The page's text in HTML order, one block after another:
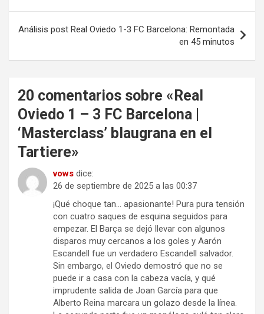
entradas
Análisis post Real Oviedo 1-3 FC Barcelona: Remontada
en 45 minutos
20 comentarios sobre « Real
Oviedo 1 – 3 FC Barcelona |
‘Masterclass’ blaugrana en el
Tartiere»
vows dice:
26 de septiembre de 2025 a las 00:37
¡Qué choque tan… apasionante! Pura pura tensión
con cuatro saques de esquina seguidos para
empezar. El Barça se dejó llevar con algunos
disparos muy cercanos a los goles y Aarón
Escandell fue un verdadero Escandell salvador.
Sin embargo, el Oviedo demostró que no se
puede ir a casa con la cabeza vacía, y qué
imprudente salida de Joan García para que
Alberto Reina marcara un golazo desde la línea.